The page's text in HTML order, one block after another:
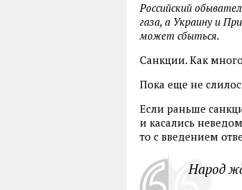
Российский
газа, а Украину и
может сбыться.
Санкции. Как
Пока еще не
Если раньше
и касались
то с введением
Народ